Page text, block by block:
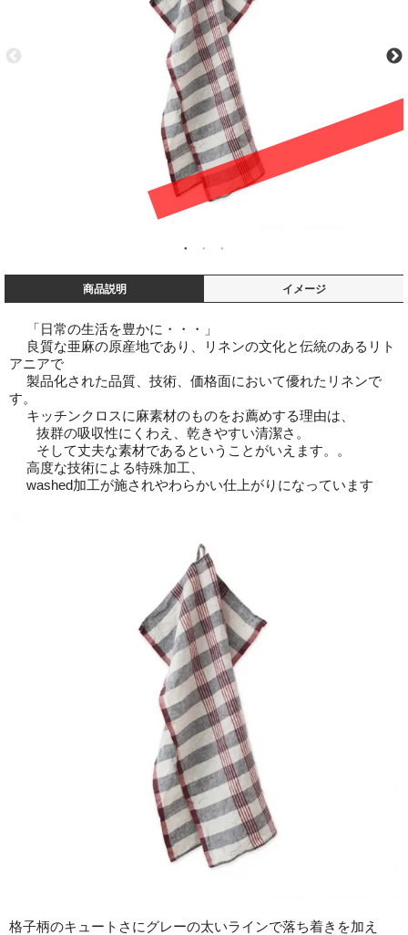
商品説明 イメージ
「日常の生活を豊かに・・・」
良質な亜麻の原産地であり、リネンの文化と伝統のあるリト
アニアで
製品化された品質、技術、価格面において優れたリネンで
す。
キッチンクロスに麻素材のものをお薦めする理由は、
抜群の吸収性にくわえ、乾きやすい清潔さ。
そして丈夫な素材であるということがいえます。。
高度な技術による特殊加工、
washed加工が施されやわらかい仕上がりになっています
格子柄のキュートさにグレーの太いラインで落ち着きを加え